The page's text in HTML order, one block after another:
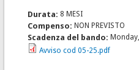
Durata: 8 MESI
Compenso:NON PREVISTO
Scadenza del bando:
Avviso cod 05-25.pdf